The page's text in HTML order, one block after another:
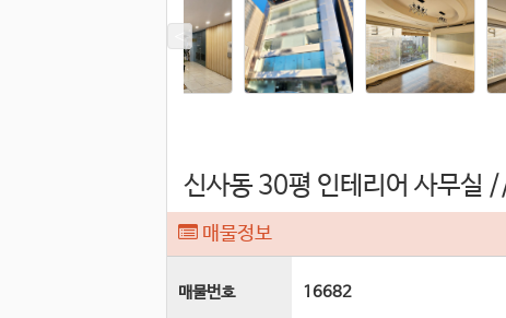
신사동 30평 인테리어 사무실
매물정보
매물번호 16682